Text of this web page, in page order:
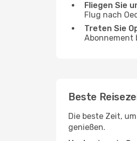
Fliegen Sie
Flug nach
Treten Sie
Abonnement
Beste
Die beste Zeit,
genießen.